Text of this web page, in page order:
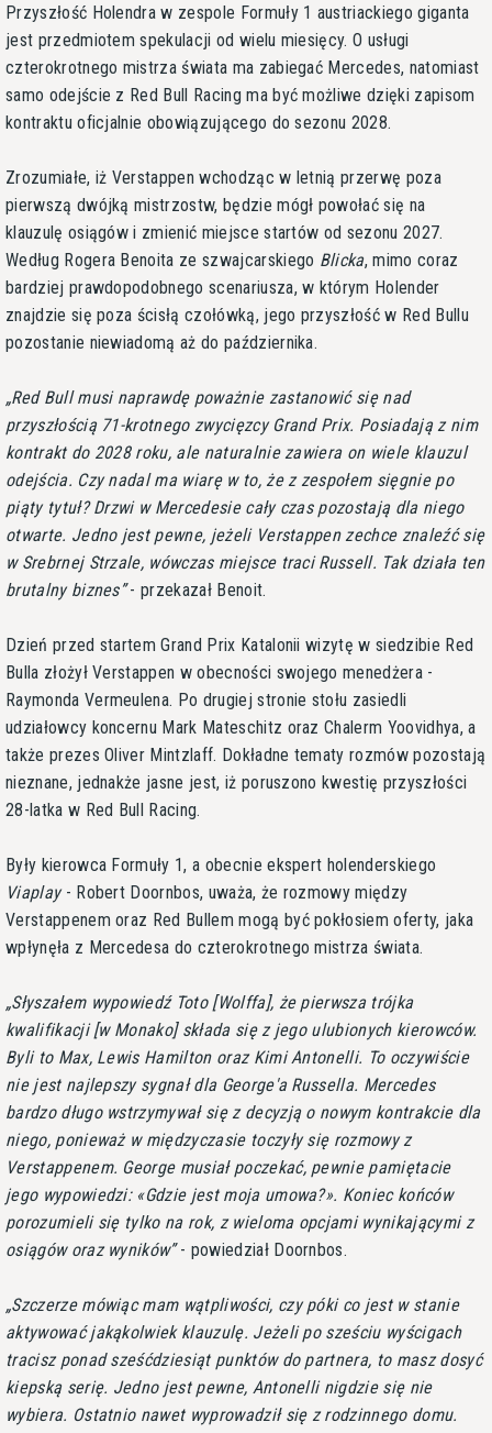
Przyszłość Holendra w zespole Formuły 1 austriackiego giganta
jest przedmiotem spekulacji od wielu miesięcy. O usługi
czterokrotnego mistrza świata ma zabiegać Mercedes, natomiast
samo odejście z Red Bull Racing ma być możliwe dzięki zapisom
kontraktu oficjalnie obowiązującego do sezonu 2028.
Zrozumiałe, iż Verstappen wchodząc w letnią przerwę poza
pierwszą dwójką mistrzostw, będzie mógł powołać się na
klauzulę osiągów i zmienić miejsce startów od sezonu 2027.
Według Rogera Benoita ze szwajcarskiego Blicka, mimo coraz
bardziej prawdopodobnego scenariusza, w którym Holender
znajdzie się poza ścisłą czołówką, jego przyszłość w Red Bullu
pozostanie niewiadomą aż do października.
Red Bull musi naprawdę poważnie zastanowić się nad
przyszłością 71-krotnego zwycięzcy Grand Prix. Posiadają z nim
kontrakt do 2028 roku, ale naturalnie zawiera on wiele klauzul
odejścia. Czy nadal ma wiarę w to, że z zespołem sięgnie po
piąty tytuł? Drzwi w Mercedesie cały czas pozostają dla niego
otwarte. Jedno jest pewne, jeżeli Verstappen zechce znaleźć się
w Srebrnej Strzale, wówczas miejsce traci Russell. Tak działa ten
brutalny biznes - przekazał Benoit.
Dzień przed startem Grand Prix Katalonii wizytę w siedzibie Red
Bulla złożył Verstappen w obecności swojego menedżera -
Raymonda Vermeulena. Po drugiej stronie stołu zasiedli
udziałowcy koncernu Mark Mateschitz oraz Chalerm Yoovidhya, a
także prezes Oliver Mintzlaff. Dokładne tematy rozmów pozostają
nieznane, jednakże jasne jest, iż poruszono kwestię przyszłości
28-latka w Red Bull Racing.
Były kierowca Formuły 1, a obecnie ekspert holenderskiego
Viaplay- Robert Doornbos, uważa, że rozmowy między
Verstappenem oraz Red Bullem mogą być pokłosiem oferty, jaka
wpłynęła z Mercedesa do czterokrotnego mistrza świata.
Słyszałem wypowiedź Toto [Wolffa], że pierwsza trójka
kwalifikacji [w Monako] składa się z jego ulubionych kierowców.
Byli to Max, Lewis Hamilton oraz Kimi Antonelli. To oczywiście
nie jest najlepszy sygnał dla George'a Russella. Mercedes
bardzo długo wstrzymywał się z decyzją o nowym kontrakcie dla
niego, ponieważ w międzyczasie toczyły się rozmowy z
Verstappenem. George musiał poczekać, pewnie pamiętacie
jego wypowiedzi: «Gdzie jest moja umowa?». Koniec końców
porozumieli się tylko na rok, z wieloma opcjami wynikającymi z
osiągów oraz wyników - powiedział Doornbos.
Szczerze mówiąc mam wątpliwości, czy póki co jest w stanie
aktywować jakąkolwiek klauzulę. Jeżeli po sześciu wyścigach
tracisz ponad sześćdziesiąt punktów do partnera, to masz dosyć
kiepską serię. Jedno jest pewne, Antonelli nigdzie się nie
wybiera. Ostatnio nawet wyprowadził się z rodzinnego domu.